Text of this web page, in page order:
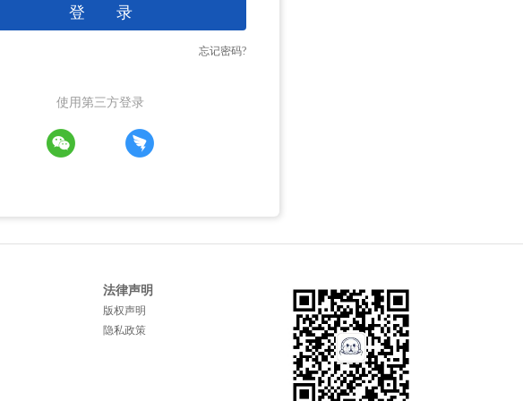
登 录
忘记密码?
使用第三方登录
法律声明
版权声明
隐私政策